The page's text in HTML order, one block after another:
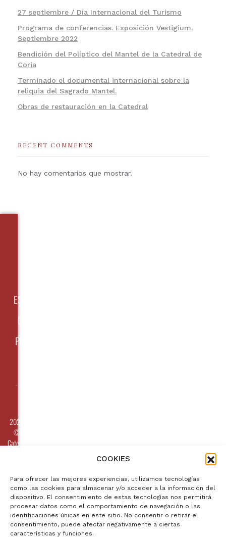
COOKIES
Para ofrecer las mejores experiencias, utilizamos tecnologías
como las cookies para almacenar y/o acceder a la información del
dispositivo. El consentimiento de estas tecnologías nos permitirá
procesar datos como el comportamiento de navegación o las
identificaciones únicas en este sitio. No consentir o retirar el
consentimiento, puede afectar negativamente a ciertas
características y funciones.
27 septiembre / Día Internacional del Turismo
Programa de conferencias. Exposición Vestigium.
Septiembre 2022
Bendición del Políptico del Mantel de la Catedral de
Coria
Terminado el documental internacional sobre la
reliquia del Sagrado Mantel.
Obras de restauración en la Catedral
RECENT COMMENTS
No hay comentarios que mostrar.
ESPAÑOL
ENGLISH
PORTUGUÊS
2023
©
Catedral
Mantel
sagrado
de
Coria
Aviso